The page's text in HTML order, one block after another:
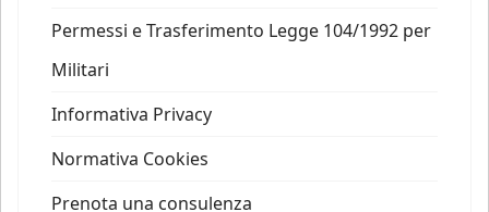
Permessi e Trasferimento Legge 104/1992 per
Militari
Informativa Privacy
Normativa Cookies
Prenota una consulenza